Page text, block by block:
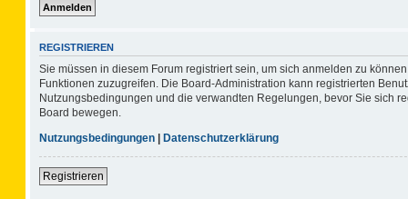
REGISTRIEREN
Sie müssen in diesem Forum registriert sein, um sich anmelden zu
Funktionen zuzugreifen. Die Board-Administration kann registrierten
Nutzungsbedingungen und die verwandten Regelungen, bevor Sie sich
Board bewegen.
Nutzungsbedingungen | Datenschutzerklärung
Registrieren